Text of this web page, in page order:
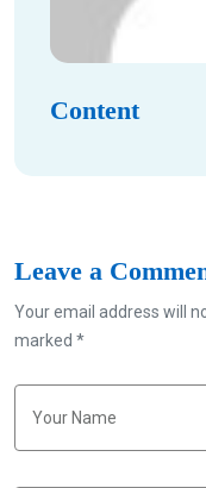
Content
Leave a
Your email address will
marked *